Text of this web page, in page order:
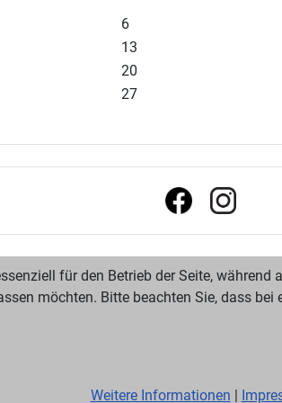
6
13
20
27
für den Betrieb der Seite,
möchten. Bitte beachten Sie, dass
Weitere Informationen |